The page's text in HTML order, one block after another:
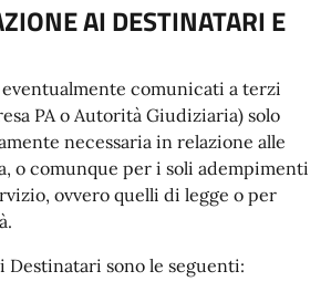
AI DESTINATARI E
eventualmente comunicati a terzi
PA o Autorità Giudiziaria) solo
necessaria in relazione alle
o comunque per i soli adempimenti
ovvero quelli di legge o per
Destinatari sono le seguenti: